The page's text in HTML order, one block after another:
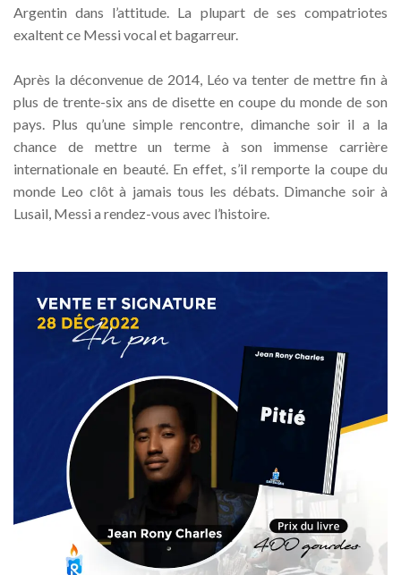
Argentin dans l’attitude. La plupart de ses compatriotes
exaltent ce Messi vocal et bagarreur.
Après la déconvenue de 2014, Léo va tenter de mettre fin à
plus de trente-six ans de disette en coupe du monde de son
pays. Plus qu’une simple rencontre, dimanche soir il a la
chance de mettre un terme à son immense carrière
internationale en beauté. En effet, s’il remporte la coupe du
monde Leo clôt à jamais tous les débats. Dimanche soir à
Lusail, Messi a rendez-vous avec l’histoire.